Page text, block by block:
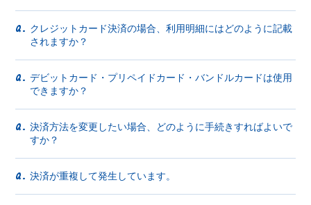
Q. クレジットカード決済の場合、利用明細にはどのように記載
されますか？
Q. デビットカード・プリペイドカード・バンドルカードは使用
できますか？
Q. 決済方法を変更したい場合、どのように手続きすればよいで
すか？
Q. 決済が重複して発生しています。